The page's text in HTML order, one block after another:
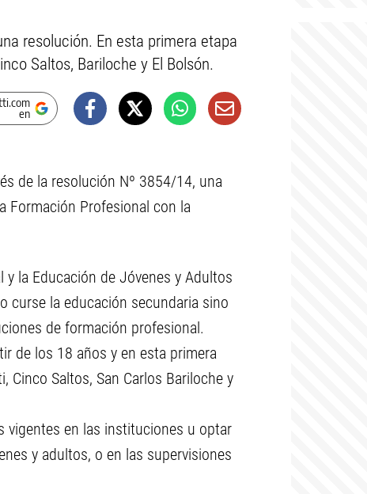
resolución. En esta primera etapa
Saltos, Bariloche y El Bolsón.
en
de la resolución Nº 3854/14, una
Formación Profesional con la
la Educación de Jóvenes y Adultos
curse la educación secundaria sino
de formación profesional.
de los 18 años y en esta primera
Cinco Saltos, San Carlos Bariloche y
vigentes en las instituciones u optar
y adultos, o en las supervisiones